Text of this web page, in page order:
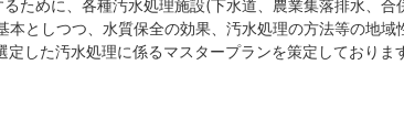
ために、各種汚水処理施設(下水道、農業集落排水、合
としつつ、水質保全の効果、汚水処理の方法等の地域
した汚水処理に係るマスタープランを策定しておりま